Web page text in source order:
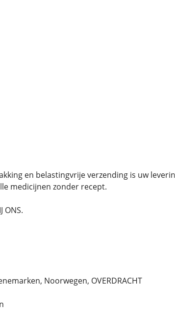
en belastingvrije verzending is uw
medicijnen zonder recept.
ONS.
Noorwegen, OVERDRACHT